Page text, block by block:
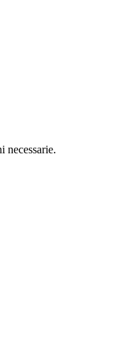
necessarie.